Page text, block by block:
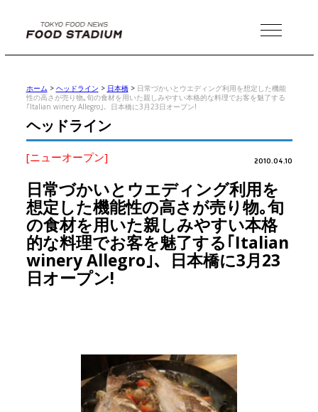
MENU
ホーム > ヘッドライン > 日本橋> 日常づかいとウエディング利用を想定した機能
性の高さが売り物｡旬の食材を用いた親しみやすい本格的な料理でお客を魅了する
｢Italian winery Allegro｣、日本橋に3月23日オープン!
ヘッドライン
[ニューオープン] 2010.04.10
日常づかいとウエディング利用を
想定した機能性の高さが売り物｡旬
の食材を用いた親しみやすい本格
的な料理でお客を魅了する｢Italian
winery Allegro｣、日本橋に3月23
日オープン!